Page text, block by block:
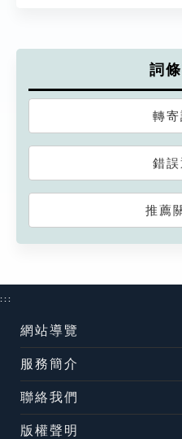
詞
轉寄
錯誤
推薦
:::
網站導覽
服務簡介
聯絡我們
版權聲明